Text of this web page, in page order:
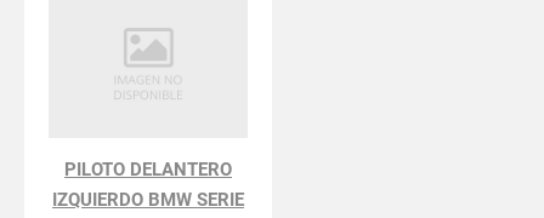
PILOTO DELANTERO
IZQUIERDO BMW SERIE